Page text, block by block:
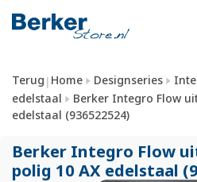
Terug | Home Designseries
edelstaal
Berker Integro Flow
edelstaal (936522524)
Berker Integro Flow
polig 10 AX edelstaal